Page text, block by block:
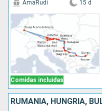
Comidas incluidas
AmaRudi 15 d